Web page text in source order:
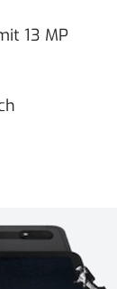
13 MP